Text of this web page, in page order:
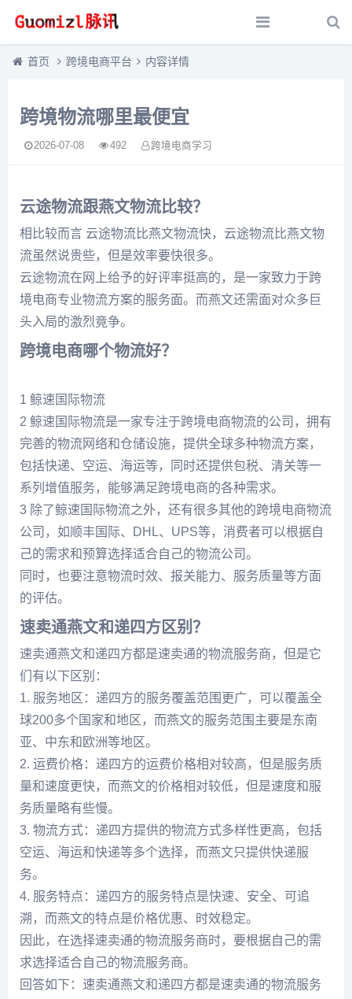
首页 跨境电商平台 内容详情
跨境物流哪里最便宜
2026-07-08 492 跨境电商学习
云途物流跟燕文物流比较？
相比较而言 云途物流比燕文物流快，云途物流比燕文物
流虽然说贵些，但是效率要快很多。
云途物流在网上给予的好评率挺高的，是一家致力于跨
境电商专业物流方案的服务面。而燕文还需面对众多巨
头入局的激烈竟争。
跨境电商哪个物流好？
1 鲸速国际物流
2 鲸速国际物流是一家专注于跨境电商物流的公司，拥有
完善的物流网络和仓储设施，提供全球多种物流方案，
包括快递、空运、海运等，同时还提供包税、清关等一
系列增值服务，能够满足跨境电商的各种需求。
3 除了鲸速国际物流之外，还有很多其他的跨境电商物流
公司，如顺丰国际、DHL、UPS等，消费者可以根据自
己的需求和预算选择适合自己的物流公司。
同时，也要注意物流时效、报关能力、服务质量等方面
的评估。
速卖通燕文和递四方区别？
速卖通燕文和递四方都是速卖通的物流服务商，但是它
们有以下区别：
1. 服务地区：递四方的服务覆盖范围更广，可以覆盖全
球200多个国家和地区，而燕文的服务范围主要是东南
亚、中东和欧洲等地区。
2. 运费价格：递四方的运费价格相对较高，但是服务质
量和速度更快，而燕文的价格相对较低，但是速度和服
务质量略有些慢。
3. 物流方式：递四方提供的物流方式多样性更高，包括
空运、海运和快递等多个选择，而燕文只提供快递服
务。
4. 服务特点：递四方的服务特点是快速、安全、可追
溯，而燕文的特点是价格优惠、时效稳定。
因此，在选择速卖通的物流服务商时，要根据自己的需
求选择适合自己的物流服务商。
回答如下：速卖通燕文和递四方都是速卖通的物流服务